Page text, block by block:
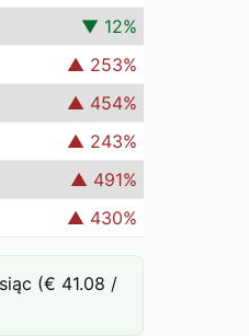
▼ 12%
▲ 253%
▲ 454%
▲ 243%
▲ 491%
▲ 430%
(€ 41.08 /